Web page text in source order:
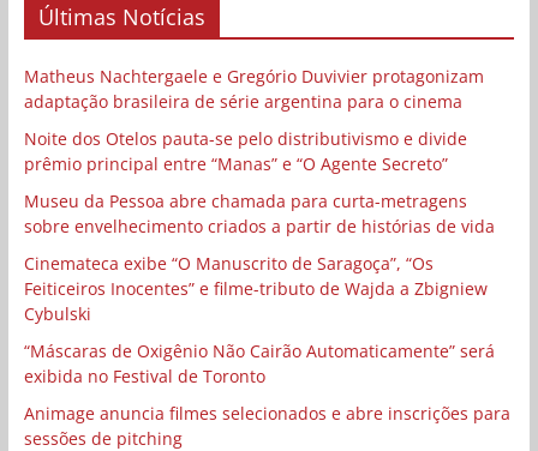
Últimas Notícias
Matheus Nachtergaele e Gregório Duvivier protagonizam
adaptação brasileira de série argentina para o cinema
Noite dos Otelos pauta-se pelo distributivismo e divide
prêmio principal entre “Manas” e “O Agente Secreto”
Museu da Pessoa abre chamada para curta-metragens
sobre envelhecimento criados a partir de histórias de vida
Cinemateca exibe “O Manuscrito de Saragoça”, “Os
Feiticeiros Inocentes” e filme-tributo de Wajda a Zbigniew
Cybulski
“Máscaras de Oxigênio Não Cairão Automaticamente” será
exibida no Festival de Toronto
Animage anuncia filmes selecionados e abre inscrições para
sessões de pitching